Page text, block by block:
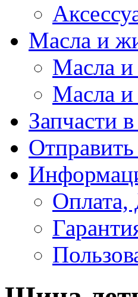
Масла и
Масла и
Масла и
Запчасти
Отправить
Оплата,